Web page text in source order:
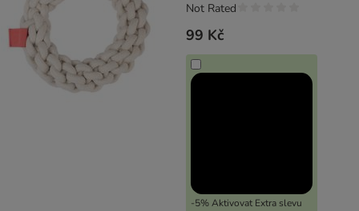
99 Kč
-5% Aktivovat Extra slevu
Not Rated